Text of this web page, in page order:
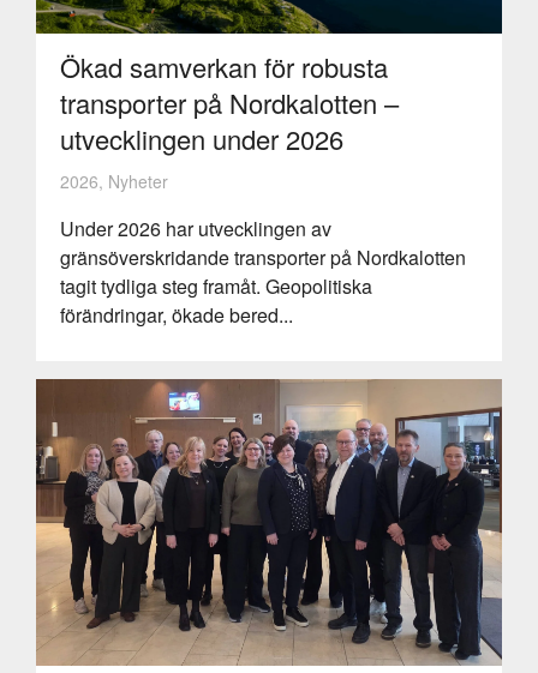
Ökad samverkan för robusta
transporter på Nordkalotten –
utvecklingen under 2026
2026, Nyheter
Under 2026 har utvecklingen av
gränsöverskridande transporter på Nordkalotten
tagit tydliga steg framåt. Geopolitiska
förändringar, ökade bered...